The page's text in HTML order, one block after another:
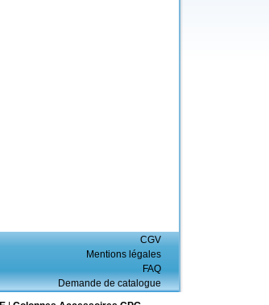
CGV
Mentions légales
FAQ
Demande de catalogue